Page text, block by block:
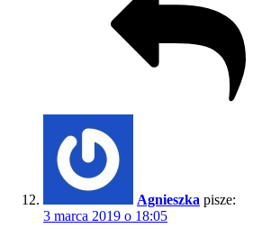
Agnieszka pisze:
3 marca 2019 o 18:05